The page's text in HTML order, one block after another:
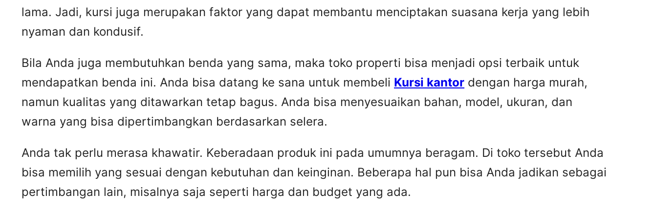
lama. Jadi, kursi juga merupakan faktor yang dapat membantu menciptakan suasana kerja yang lebih
nyaman dan kondusif.
Bila Anda juga membutuhkan benda yang sama, maka toko properti bisa menjadi opsi terbaik untuk
mendapatkan benda ini. Anda bisa datang ke sana untuk membeli Kursi kantor dengan harga murah,
namun kualitas yang ditawarkan tetap bagus. Anda bisa menyesuaikan bahan, model, ukuran, dan
warna yang bisa dipertimbangkan berdasarkan selera.
Anda tak perlu merasa khawatir. Keberadaan produk ini pada umumnya beragam. Di toko tersebut Anda
bisa memilih yang sesuai dengan kebutuhan dan keinginan. Beberapa hal pun bisa Anda jadikan sebagai
pertimbangan lain, misalnya saja seperti harga dan budget yang ada.